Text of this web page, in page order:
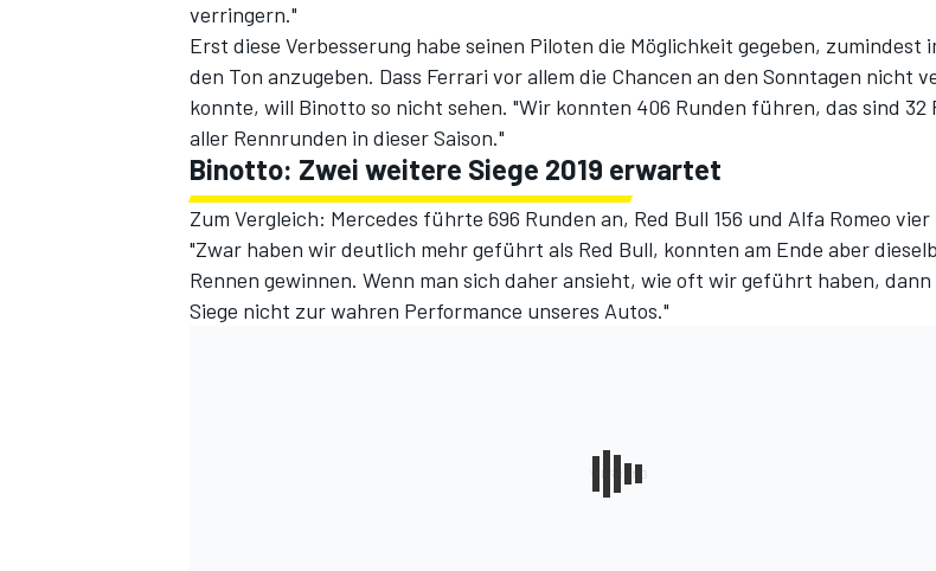
verringern."
Erst diese Verbesserung habe seinen Piloten die Möglichkeit gegeben, zumindest
den Ton anzugeben. Dass Ferrari vor allem die Chancen an den Sonntagen nicht
konnte, will Binotto so nicht sehen. "Wir konnten 406 Runden führen, das sind 32
aller Rennrunden in dieser Saison."
Binotto: Zwei weitere Siege 2019 erwartet
Zum Vergleich: Mercedes führte 696 Runden an, Red Bull 156 und Alfa Romeo vier
"Zwar haben wir deutlich mehr geführt als Red Bull, konnten am Ende aber
Rennen gewinnen. Wenn man sich daher ansieht, wie oft wir geführt haben, dann
Siege nicht zur wahren Performance unseres Autos."